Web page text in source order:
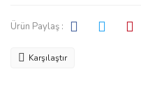
Ürün Paylaş :
Karşılaştır